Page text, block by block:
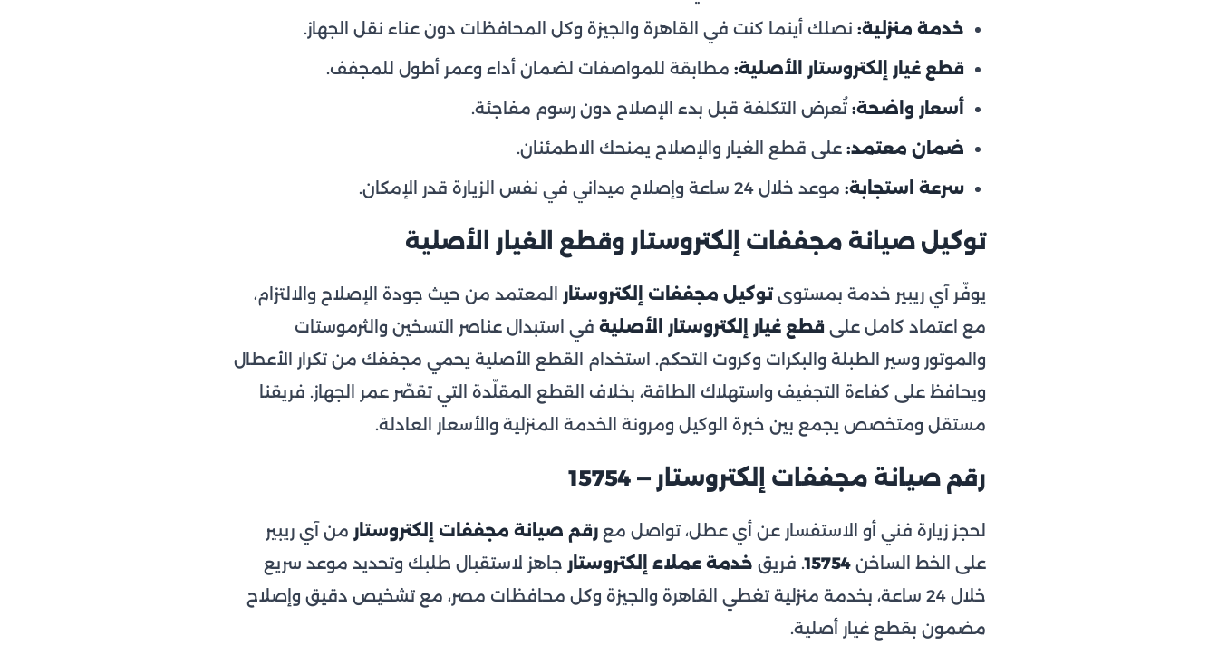
خدمة منزلية: نصلك أينما كنت في القاهرة والجيزة وكل المحافظات دون عناء نقل الجهاز.
قطع غيار إلكتروستار الأصلية: مطابقة للمواصفات لضمان أداء وعمر أطول للمجفف.
أسعار واضحة: تُعرض التكلفة قبل بدء الإصلاح دون رسوم مفاجئة.
ضمان معتمد: على قطع الغيار والإصلاح يمنحك الاطمئنان.
سرعة استجابة: موعد خلال 24 ساعة وإصلاح ميداني في نفس الزيارة قدر الإمكان.
توكيل صيانة مجففات إلكتروستار وقطع الغيار الأصلية
يوفّر آي ريبير خدمة بمستوىتوكيل مجففات إلكتروستار المعتمد من حيث جودة الإصلاح والالتزام،
مع اعتماد كامل على قطع غيار إلكتروستار الأصلية في استبدال عناصر التسخين والثرموستات
والموتور وسير الطبلة والبكرات وكروت التحكم. استخدام القطع الأصلية يحمي مجففك من تكرار الأعطال
ويحافظ على كفاءة التجفيف واستهلاك الطاقة، بخلاف القطع المقلّدة التي تقصّر عمر الجهاز. فريقنا
مستقل ومتخصص يجمع بين خبرة الوكيل ومرونة الخدمة المنزلية والأسعار العادلة.
رقم صيانة مجففات إلكتروستار — 15754
لحجز زيارة فني أو الاستفسار عن أي عطل، تواصل مع رقم صيانة مجففات إلكتروستار من آي ريبير
على الخط الساخن 15754. فريق خدمة عملاء إلكتروستار جاهز لاستقبال طلبك وتحديد موعد سريع
خلال 24 ساعة، بخدمة منزلية تغطي القاهرة والجيزة وكل محافظات مصر، مع تشخيص دقيق وإصلاح
مضمون بقطع غيار أصلية.